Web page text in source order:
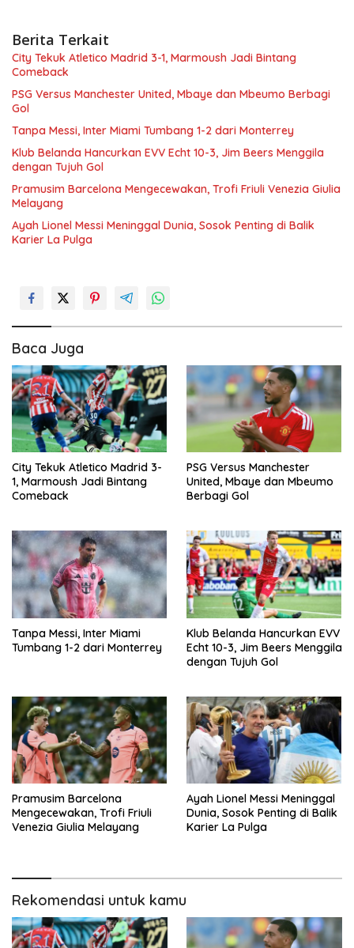
Berita Terkait
City Tekuk Atletico Madrid 3-1, Marmoush Jadi Bintang
Comeback
PSG Versus Manchester United, Mbaye dan Mbeumo Berbagi
Gol
Tanpa Messi, Inter Miami Tumbang 1-2 dari Monterrey
Klub Belanda Hancurkan EVV Echt 10-3, Jim Beers Menggila
dengan Tujuh Gol
Pramusim Barcelona Mengecewakan, Trofi Friuli Venezia Giulia
Melayang
Ayah Lionel Messi Meninggal Dunia, Sosok Penting di Balik
Karier La Pulga
Baca Juga
City Tekuk Atletico Madrid 3-
1, Marmoush Jadi Bintang
Comeback
PSG Versus Manchester
United, Mbaye dan Mbeumo
Berbagi Gol
Tanpa Messi, Inter Miami
Tumbang 1-2 dari Monterrey
Klub Belanda Hancurkan EVV
Echt 10-3, Jim Beers Menggila
dengan Tujuh Gol
Pramusim Barcelona
Mengecewakan, Trofi Friuli
Venezia Giulia Melayang
Ayah Lionel Messi Meninggal
Dunia, Sosok Penting di Balik
Karier La Pulga
Rekomendasi untuk kamu